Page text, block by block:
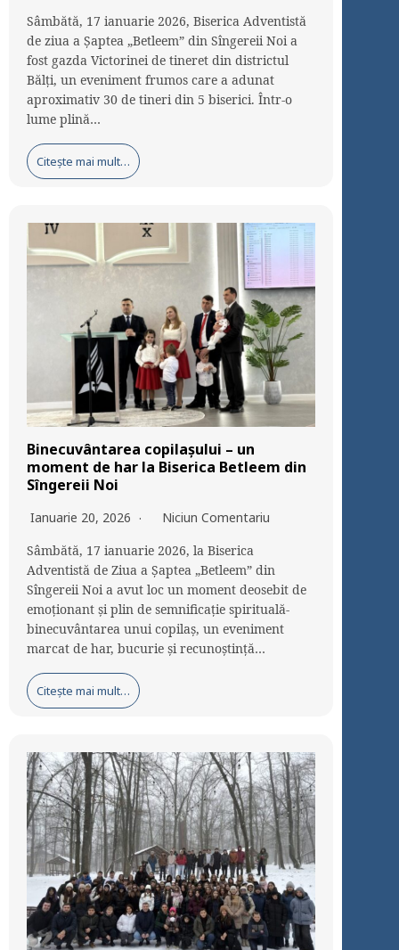
Sâmbătă, 17 ianuarie 2026, Biserica Adventistă
de ziua a Șaptea „Betleem” din Sîngereii Noi a
fost gazda Victorinei de tineret din districtul
Bălți, un eveniment frumos care a adunat
aproximativ 30 de tineri din 5 biserici. Într-o
lume plină…
Citește mai mult…
Binecuvântarea copilașului – un
moment de har la Biserica Betleem din
Sîngereii Noi
Ianuarie 20, 2026
Niciun Comentariu
Sâmbătă, 17 ianuarie 2026, la Biserica
Adventistă de Ziua a Șaptea „Betleem” din
Sîngereii Noi a avut loc un moment deosebit de
emoționant și plin de semnificație spirituală-
binecuvântarea unui copilaș, un eveniment
marcat de har, bucurie și recunoștință…
Citește mai mult…